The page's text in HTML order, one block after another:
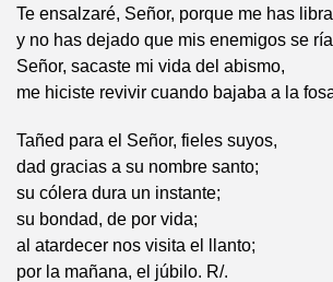
Te ensalzaré, Señor, porque me has
y no has dejado que mis enemigos se
Señor, sacaste mi vida del abismo,
me hiciste revivir cuando bajaba a la
Tañed para el Señor, fieles suyos,
dad gracias a su nombre santo;
su cólera dura un instante;
su bondad, de por vida;
al atardecer nos visita el llanto;
por la mañana, el júbilo. R/.